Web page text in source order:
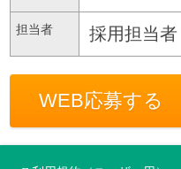
担当者 採用担当
WEB応募する